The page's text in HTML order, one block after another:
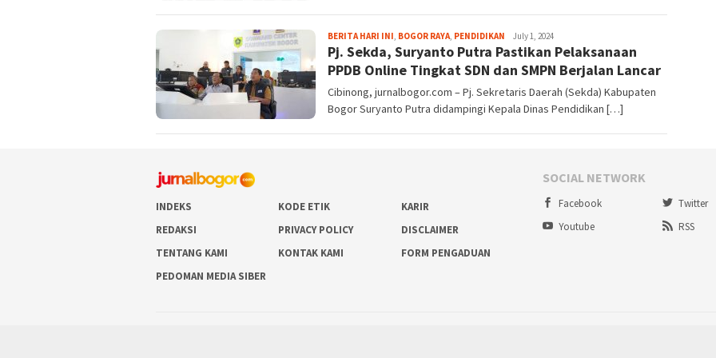
BERITA HARI INI, BOGOR RAYA, PENDIDIKAN Aga
Alamanda
July 1, 2024
Pj. Sekda, Suryanto Putra Pastikan Pelaksanaan
PPDB Online Tingkat SDN dan SMPN Berjalan Lancar
Cibinong, jurnalbogor.com – Pj. Sekretaris Daerah (Sekda) Kabupaten
Bogor Suryanto Putra didampingi Kepala Dinas Pendidikan […]
INDEKS KODE ETIK
KARIR
REDAKSI
PRIVACY POLICY
DISCLAIMER
TENTANG KAMI
KONTAK KAMI
FORM PENGADUAN
PEDOMAN MEDIA SIBER
SOCIAL NETWORK
Facebook Twitter
Youtube
RSS